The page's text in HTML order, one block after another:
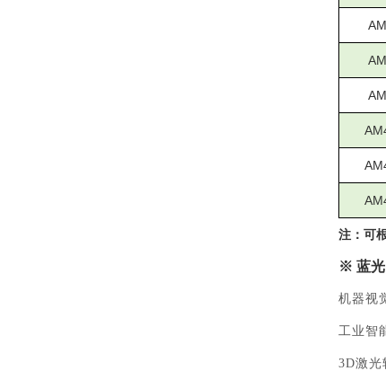
注：可
※ 蓝
机器
工业智
3D激